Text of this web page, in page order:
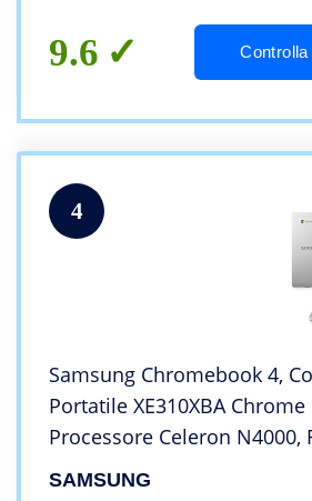
9.6
4
Samsung Chromebook 4,
Portatile XE310XBA Chrome
Processore Celeron N4000,
LPDDR4, 64 GB SSD, Display
SAMSUNG